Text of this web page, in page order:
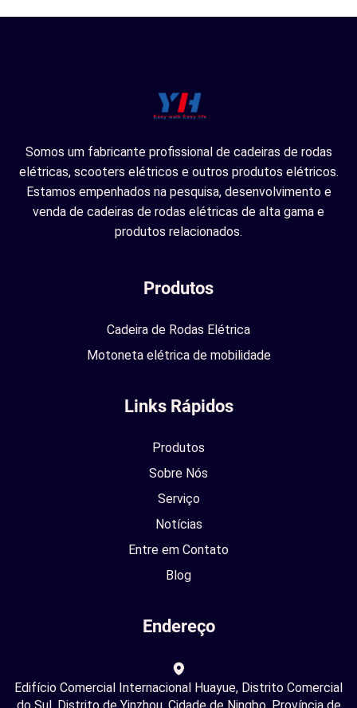
Somos um fabricante profissional de cadeiras de rodas
elétricas, scooters elétricos e outros produtos elétricos.
Estamos empenhados na pesquisa, desenvolvimento e
venda de cadeiras de rodas elétricas de alta gama e
produtos relacionados.
Produtos
Cadeira de Rodas Elétrica
Motoneta elétrica de mobilidade
Links Rápidos
Produtos
Sobre Nós
Serviço
Notícias
Entre em Contato
Blog
Endereço
Edifício Comercial Internacional Huayue, Distrito Comercial